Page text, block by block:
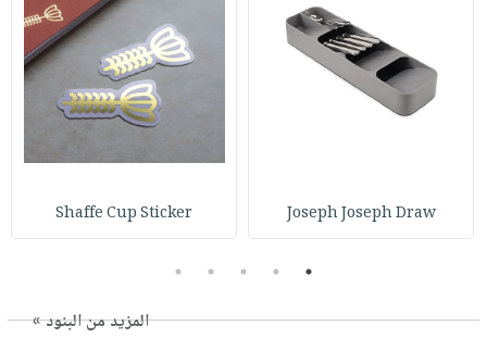
Joseph Joseph Draw
Shaffe Cup Sticker
1
2
3
4
5
المزيد من البنود »